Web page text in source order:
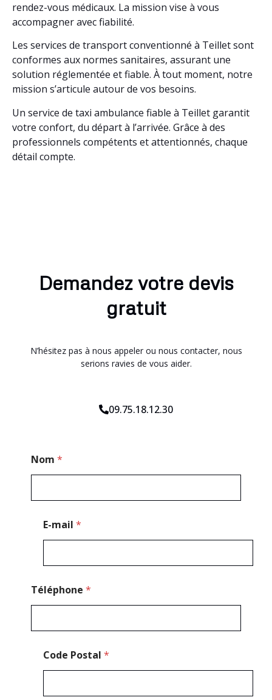
rendez-vous médicaux. La mission vise à vous
accompagner avec fiabilité.
Les services de transport conventionné à Teillet sont
conformes aux normes sanitaires, assurant une
solution réglementée et fiable. À tout moment, notre
mission s’articule autour de vos besoins.
Un service de taxi ambulance fiable à Teillet garantit
votre confort, du départ à l’arrivée. Grâce à des
professionnels compétents et attentionnés, chaque
détail compte.
Demandez votre devis
gratuit
N’hésitez pas à nous appeler ou nous contacter, nous
serions ravies de vous aider.
09.75.18.12.30
Nom *
E-mail *
Téléphone *
Code Postal *